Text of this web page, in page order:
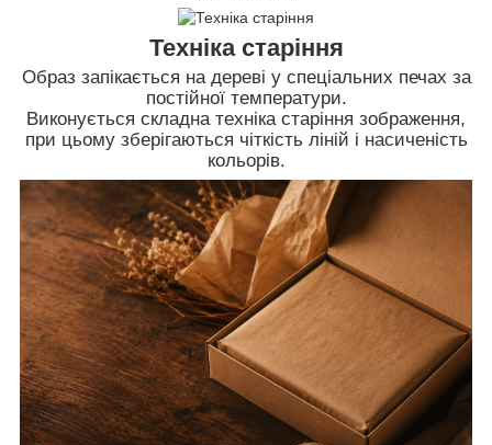
Техніка старіння
Образ запікається на дереві у спеціальних печах за
постійної температури.
Виконується складна техніка старіння зображення,
при цьому зберігаються чіткість ліній і насиченість
кольорів.